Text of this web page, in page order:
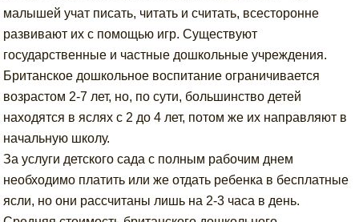
малышей учат писать, читать и считать, всесторонне
развивают их с помощью игр. Существуют
государственные и частные дошкольные учреждения.
Британское дошкольное воспитание ограничивается
возрастом 2-7 лет, но, по сути, большинство детей
находятся в яслях с 2 до 4 лет, потом же их направляют в
начальную школу.
За услуги детского сада с полным рабочим днем
необходимо платить или же отдать ребенка в бесплатные
ясли, но они рассчитаны лишь на 2-3 часа в день.